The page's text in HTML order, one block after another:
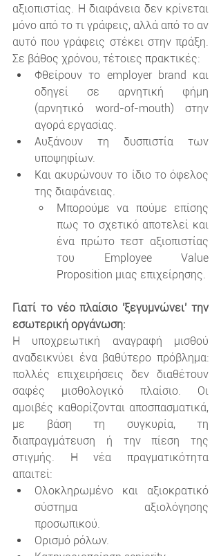
αξιοπιστίας. Η διαφάνεια δεν κρίνεται
μόνο από το τι γράφεις, αλλά από το αν
αυτό που γράφεις στέκει στην πράξη.
Σε βάθος χρόνου, τέτοιες πρακτικές:
Φθείρουν το employer brand και
οδηγεί σε αρνητική φήμη
(αρνητικό word-of-mouth) στην
αγορά εργασίας.
Αυξάνουν τη δυσπιστία των
υποψηφίων.
Και ακυρώνουν το ίδιο το όφελος
της διαφάνειας.
Μπορούμε να πούμε επίσης
πως το σχετικό αποτελεί και
ένα πρώτο τεστ αξιοπιστίας
του Employee Value
Proposition μιας επιχείρησης.
Γιατί το νέο πλαίσιο 'ξεγυμνώνει' την
εσωτερική οργάνωση:
Η υποχρεωτική αναγραφή μισθού
αναδεικνύει ένα βαθύτερο πρόβλημα:
πολλές επιχειρήσεις δεν διαθέτουν
σαφές μισθολογικό πλαίσιο. Οι
αμοιβές καθορίζονται αποσπασματικά,
με βάση τη συγκυρία, τη
διαπραγμάτευση ή την πίεση της
στιγμής. Η νέα πραγματικότητα
απαιτεί:
Ολοκληρωμένο και αξιοκρατικό
σύστημα αξιολόγησης
προσωπικού.
Ορισμό ρόλων.